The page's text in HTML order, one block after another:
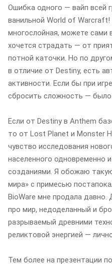
Ошибка одного — вайп всей
ванильной World of
многослойная, можете сами
хочется страдать — от
потной каточки. Но по
в отличие от Destiny, есть
активности. Если бы при
сбросить сложность —
Если от Destiny в Anthem
то от Lost Planet и Monster
чувство исследования
населенного одновременно
созданиями. Я обожаю
мира» с примесью
BioWare мне продала
про мир, недоделанный и
разрываемый древними
реликтовой энергией —
Тем более на презентации